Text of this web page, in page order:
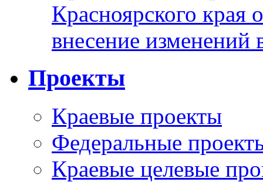
Красноярского
внесение изменений
Проекты
Краевые проекты
Федеральные
Краевые целевые